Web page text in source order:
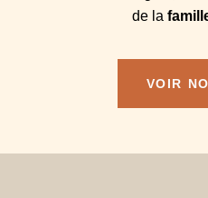
de la
VOIR